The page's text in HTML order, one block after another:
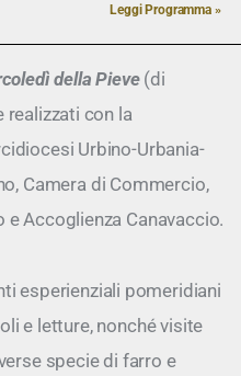
Leggi Programma »
della Pieve (di
realizzati con la
Urbino-Urbania-
Camera di Commercio,
e Accoglienza Canavaccio.
esperienziali pomeridiani
e letture, nonché visite
specie di farro e